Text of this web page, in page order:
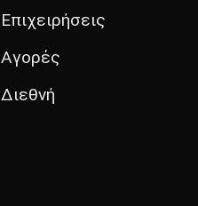
Επιχειρήσεις
Αγορές
Διεθνή